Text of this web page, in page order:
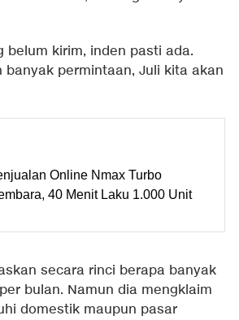
belum kirim, inden pasti ada.
banyak permintaan, Juli kita akan
Online Nmax Turbo
40 Menit Laku 1.000 Unit
secara rinci berapa banyak
bulan. Namun dia mengklaim
domestik maupun pasar